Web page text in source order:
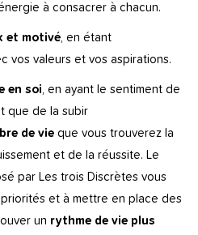
à consacrer à chacun.
et motivé, en étant
vos valeurs et vos aspirations.
en soi , en ayant le sentiment de
que de la subir
de vie que vous trouverez la
et de la réussite. Le
par Les trois Discrètes vous
et à mettre en place des
un rythme de vie plus